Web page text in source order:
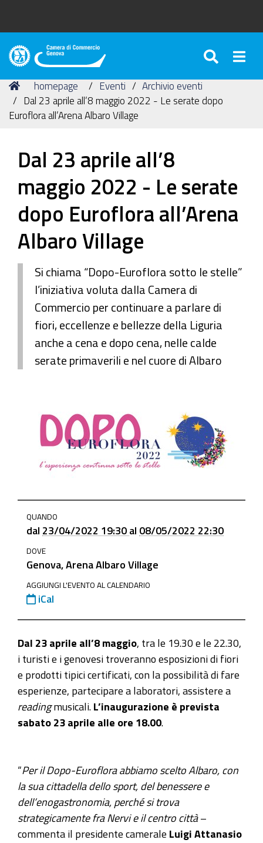
Camera
Commercio
di
Genova
Tu
sei
qui:
Home
homepage Eventi
Archivio eventi
Dal 23 aprile all’8 maggio 2022 - Le serate dopo
Euroflora all’Arena Albaro Village
Dal 23 aprile all’8
maggio 2022 - Le serate
dopo Euroflora all’Arena
Albaro Village
Si chiama “Dopo-Euroflora sotto le stelle”
l’iniziativa voluta dalla Camera di
Commercio per continuare a parlare di
fiori, eccellenze e bellezze della Liguria
anche a cena e dopo cena, nelle calde
serate primaverili e nel cuore di Albaro
homepage/events/archivio-
eventi/dal-
23-
aprile-
all20198-
maggio-
2022-
serate-
dopo-
euroflora-
arena-
albaro-
village
23
aprile
all’8
maggio
QUANDO
dal 23/04/2022 19:30 al 08/05/2022 22:30
DOVE
Genova, Arena Albaro Village
AGGIUNGI L'EVENTO AL CALENDARIO
iCal
Dal 23 aprile all’8 maggio , tra le 19.30 e le 22.30,
i turisti e i genovesi troveranno esposizioni di fiori
e prodotti tipici certificati, con la possibilità di fare
esperienze, partecipare a laboratori, assistere a
readingmusicali. L’inaugurazione è prevista
sabato 23 aprile alle ore 18.00
“Per il Dopo-Euroflora abbiamo scelto Albaro, con
la sua cittadella dello sport, del benessere e
dell’enogastronomia, perché si trova
strategicamente fra Nervi e il centro città –
commenta il presidente camerale Luigi Attanasio